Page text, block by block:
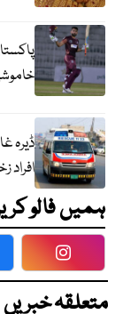
افراد
ہمیں فالو
متعلقہ خبریں